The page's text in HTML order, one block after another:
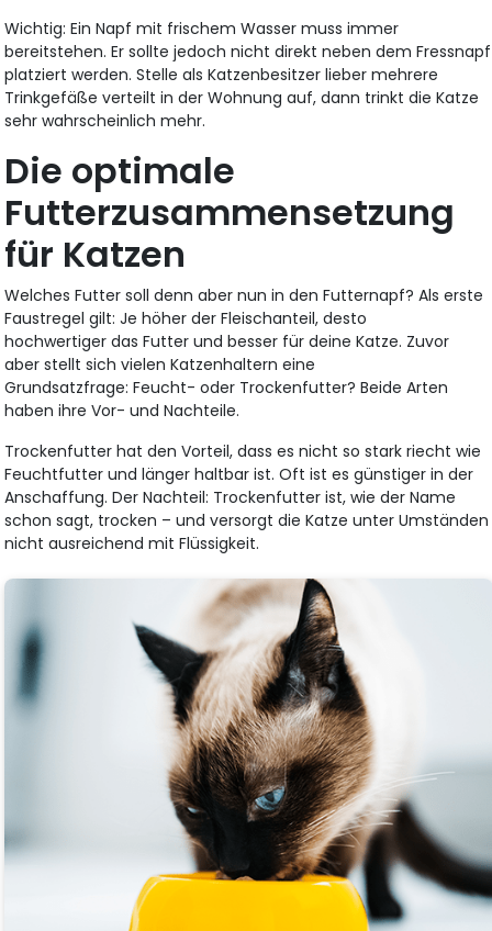
Wichtig: Ein Napf mit frischem Wasser muss immer
bereitstehen. Er sollte jedoch nicht direkt neben dem Fressnapf
platziert werden. Stelle als Katzenbesitzer lieber mehrere
Trinkgefäße verteilt in der Wohnung auf, dann trinkt die Katze
sehr wahrscheinlich mehr.
Die optimale
Futterzusammensetzung
für Katzen
Welches Futter soll denn aber nun in den Futternapf? Als erste
Faustregel gilt: Je höher der Fleischanteil, desto
hochwertiger das Futter und besser für deine Katze. Zuvor
aber stellt sich vielen Katzenhaltern eine
Grundsatzfrage: Feucht- oder Trockenfutter? Beide Arten
haben ihre Vor- und Nachteile.
Trockenfutter hat den Vorteil, dass es nicht so stark riecht wie
Feuchtfutter und länger haltbar ist. Oft ist es günstiger in der
Anschaffung. Der Nachteil: Trockenfutter ist, wie der Name
schon sagt, trocken – und versorgt die Katze unter Umständen
nicht ausreichend mit Flüssigkeit.